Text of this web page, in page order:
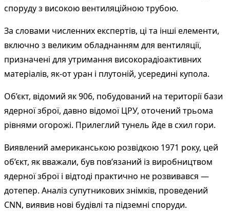
споруду з високою вентиляційною трубою.
За словами численних експертів, ці та інші елементи,
включно з великим обладнанням для вентиляції,
призначені для утримання високорадіоактивних
матеріалів, як-от уран і плутоній, усередині купола.
Об’єкт, відомий як 906, побудований на території бази
ядерної зброї, давно відомої ЦРУ, оточений трьома
рівнями огорожі. Прилеглий тунель йде в схил гори.
Виявлений американською розвідкою 1971 року, цей
об’єкт, як вважали, був пов’язаний із виробництвом
ядерної зброї і відтоді практично не розвивався —
дотепер. Аналіз супутникових знімків, проведений
CNN, виявив нові будівлі та підземні споруди.